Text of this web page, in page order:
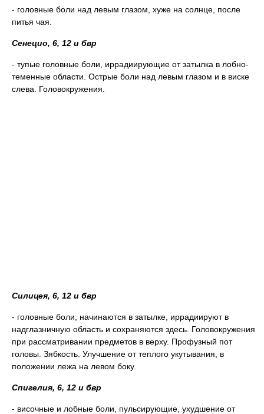
- головные боли над левым глазом, хуже на солнце, после
питья чая.
Сенецио, 6, 12 и бвр
- тупые головные боли, иррадиирующие от затылка в лобно-
теменные области. Острые боли над левым глазом и в виске
слева. Головокружения.
Силицея, 6, 12 и бвр
- головные боли, начинаются в затылке, иррадиируют в
надглазничную область и сохраняются здесь. Головокружения
при рассматривании предметов в верху. Профузный пот
головы. Зябкость. Улучшение от теплого укутывания, в
положении лежа на левом боку.
Спигелия, 6, 12 и бвр
- височные и лобные боли, пульсирующие, ухудшение от